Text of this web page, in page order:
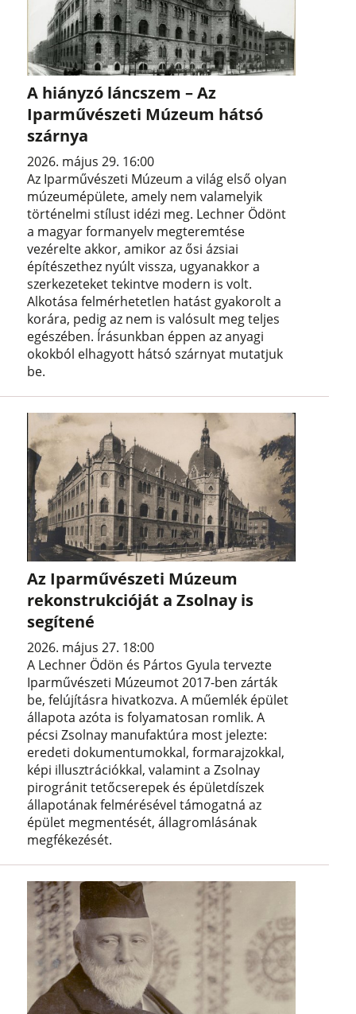
A hiányzó láncszem – Az
Iparművészeti Múzeum hátsó
szárnya
2026. május 29. 16:00
Az Iparművészeti Múzeum a világ első olyan
múzeumépülete, amely nem valamelyik
történelmi stílust idézi meg. Lechner Ödönt
a magyar formanyelv megteremtése
vezérelte akkor, amikor az ősi ázsiai
építészethez nyúlt vissza, ugyanakkor a
szerkezeteket tekintve modern is volt.
Alkotása felmérhetetlen hatást gyakorolt a
korára, pedig az nem is valósult meg teljes
egészében. Írásunkban éppen az anyagi
okokból elhagyott hátsó szárnyat mutatjuk
be.
Az Iparművészeti Múzeum
rekonstrukcióját a Zsolnay is
segítené
2026. május 27. 18:00
A Lechner Ödön és Pártos Gyula tervezte
Iparművészeti Múzeumot 2017-ben zárták
be, felújításra hivatkozva. A műemlék épület
állapota azóta is folyamatosan romlik. A
pécsi Zsolnay manufaktúra most jelezte:
eredeti dokumentumokkal, formarajzokkal,
képi illusztrációkkal, valamint a Zsolnay
pirogránit tetőcserepek és épületdíszek
állapotának felmérésével támogatná az
épület megmentését, állagromlásának
megfékezését.